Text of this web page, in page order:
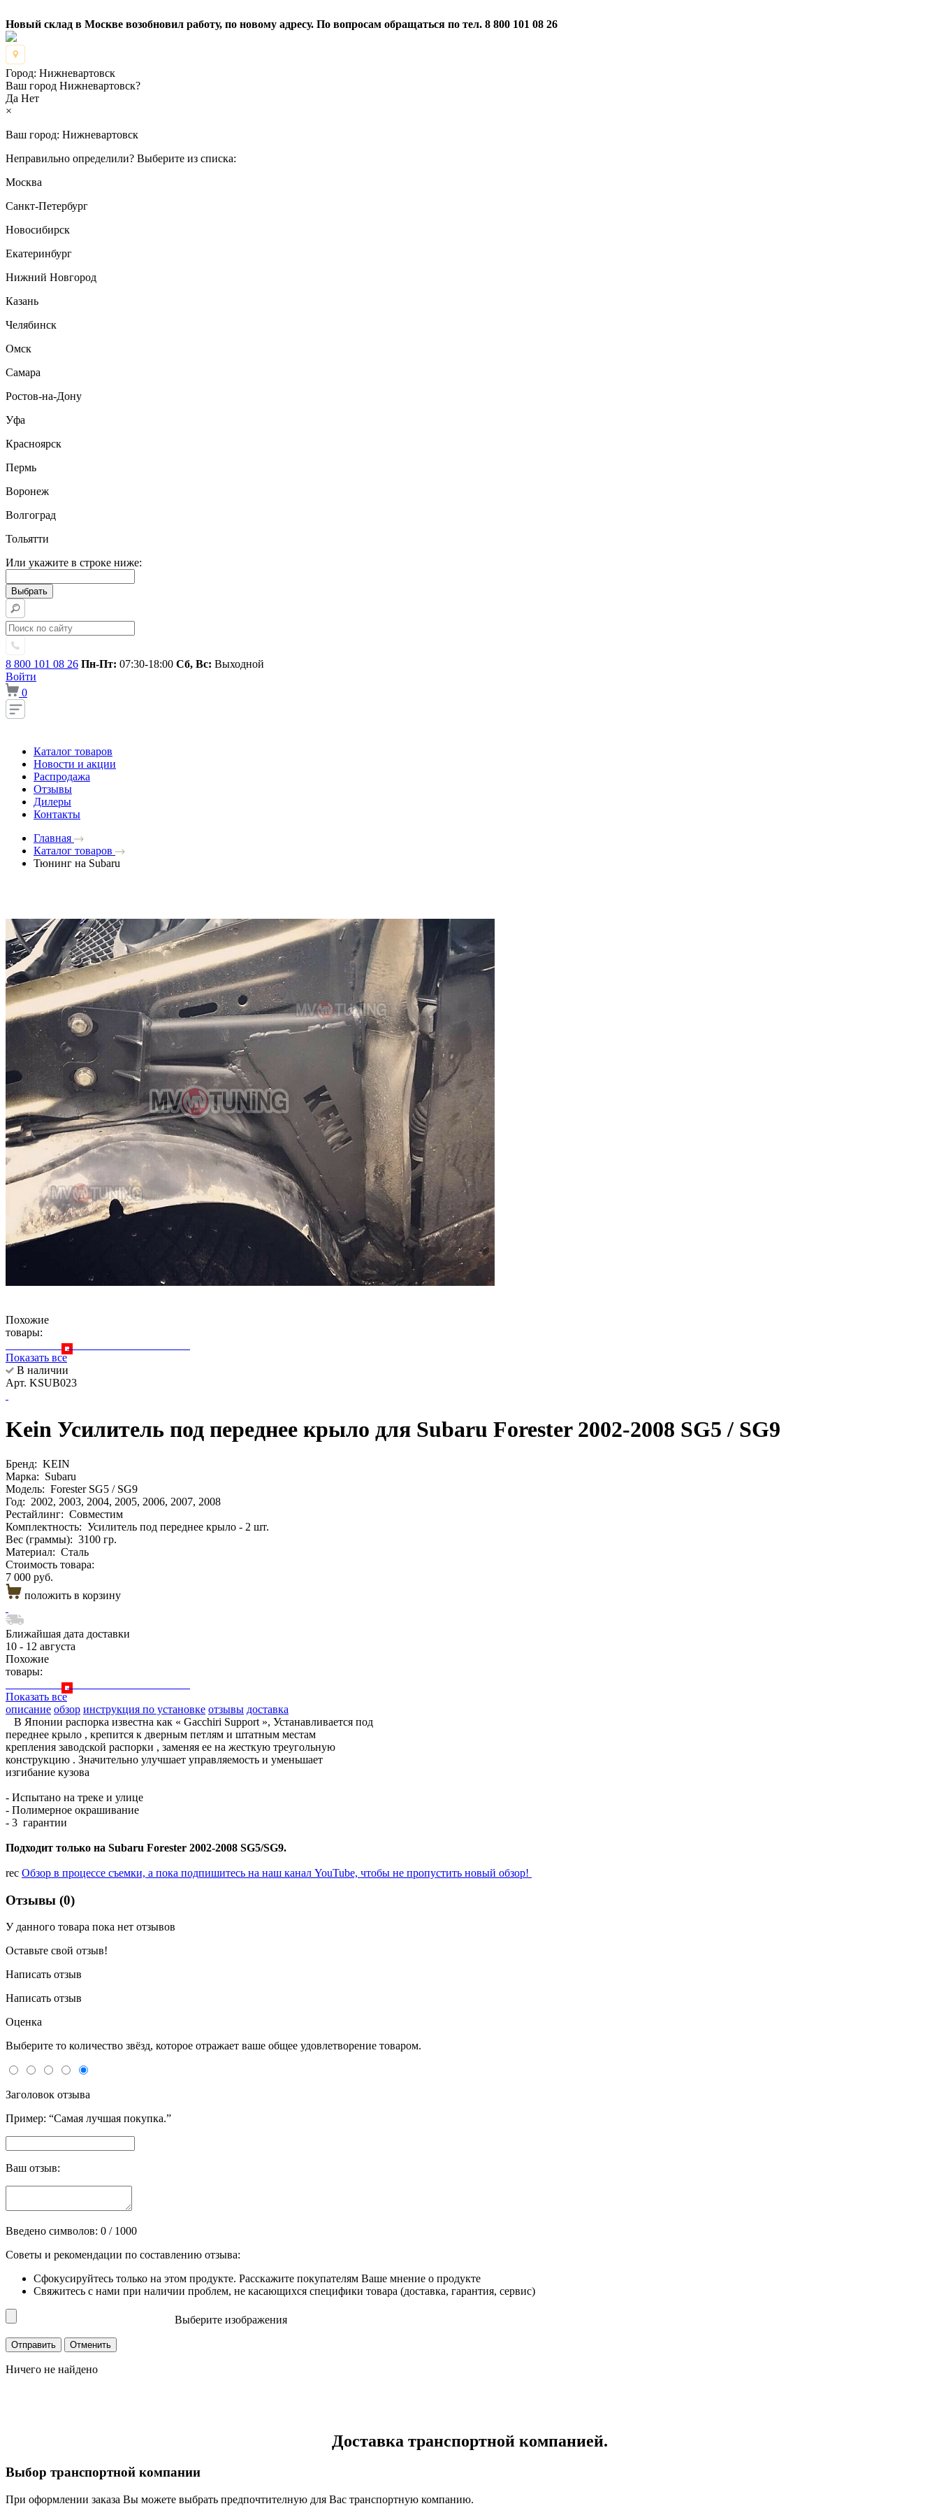
Новый склад в Москве возобновил работу, по новому адресу. По вопросам обращаться по тел. 8 800 101 08 26
Город: Нижневартовск
Ваш город Нижневартовск?
Да Нет
×
Ваш город: Нижневартовск
Неправильно определили? Выберите из списка:
Москва
Санкт-Петербург
Новосибирск
Екатеринбург
Нижний Новгород
Казань
Челябинск
Омск
Самара
Ростов-на-Дону
Уфа
Красноярск
Пермь
Воронеж
Волгоград
Тольятти
Или укажите в строке ниже:
8 800 101 08 26 Пн-Пт: 07:30-18:00 Сб, Вс: Выходной
Войти
0
Каталог товаров
Новости и акции
Распродажа
Отзывы
Дилеры
Контакты
Главная
Каталог товаров
Тюнинг на Subaru
Похожие
товары:
Показать все
В наличии
Арт. KSUB023
Kein Усилитель под переднее крыло для Subaru Forester 2002-2008 SG5 / SG9
Бренд: KEIN
Марка: Subaru
Модель: Forester SG5 / SG9
Год: 2002, 2003, 2004, 2005, 2006, 2007, 2008
Рестайлинг: Совместим
Комплектность: Усилитель под переднее крыло - 2 шт.
Вес (граммы): 3100 гр.
Материал: Сталь
Стоимость товара:
7 000 руб.
положить в корзину
Ближайшая дата доставки
10 - 12 августа
Похожие
товары:
Показать все
описание обзор инструкция по установке отзывы доставка
В Японии распорка известна как « Gacchiri Support », Устанавливается под
переднее крыло , крепится к дверным петлям и штатным местам
крепления заводской распорки , заменяя ее на жесткую треугольную
конструкцию . Значительно улучшает управляемость и уменьшает
изгибание кузова
- Испытано на треке и улице
- Полимерное окрашивание
- 3 гарантии
Подходит только на Subaru Forester 2002-2008 SG5/SG9.
rec Обзор в процессе съемки, а пока подпишитесь на наш канал YouTube, чтобы не пропустить новый обзор!
Отзывы (0)
У данного товара пока нет отзывов
Оставьте свой отзыв!
Написать отзыв
Написать отзыв
Оценка
Выберите то количество звёзд, которое отражает ваше общее удовлетворение товаром.
Заголовок отзыва
Пример: “Самая лучшая покупка.”
Ваш отзыв:
Введено символов: 0 / 1000
Советы и рекомендации по составлению отзыва:
Сфокусируйтесь только на этом продукте. Расскажите покупателям Ваше мнение о продукте
Свяжитесь с нами при наличии проблем, не касающихся специфики товара (доставка, гарантия, сервис)
Выберите изображения
Ничего не найдено
Доставка транспортной компанией.
Выбор транспортной компании
При оформлении заказа Вы можете выбрать предпочтителную для Вас транспортную компанию.